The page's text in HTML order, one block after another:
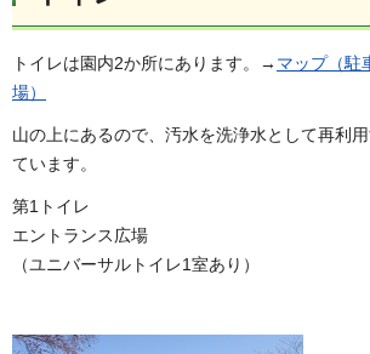
トイレは園内2か所にあります。→ マップ（駐
場）
山の上にあるので、汚水を洗浄水として再利
ています。
第1トイレ
エントランス広場
（ユニバーサルトイレ1室あり）